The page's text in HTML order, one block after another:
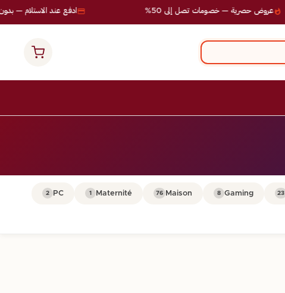
ادفع عند الاستلام — بدون عروض حصرية — خصومات تصل إلى 50%
23
Gaming
8
Maison
76
Maternité
1
PC
2